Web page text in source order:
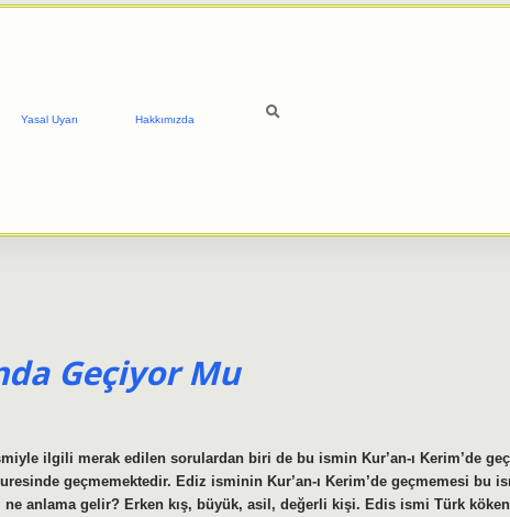
Yasal Uyarı Hakkımızda
Geçiyor Mu
ilgili merak edilen sorulardan biri de bu ismin Kur’an-ı Kerim’de
geçmemektedir. Ediz isminin Kur’an-ı Kerim’de geçmemesi bu
ne anlama gelir? Erken kış, büyük, asil, değerli kişi. Edis ismi Türk